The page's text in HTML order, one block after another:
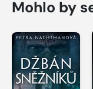
Mohlo by